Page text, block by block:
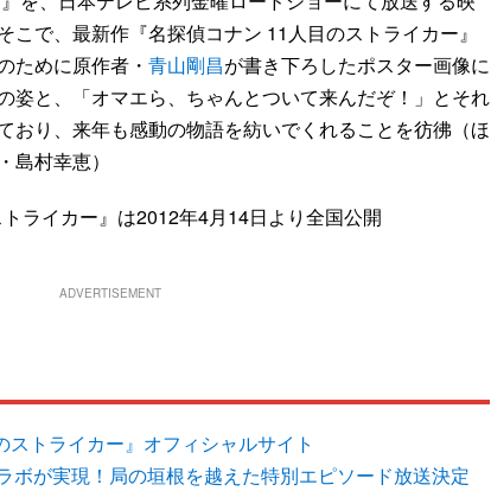
で、最新作『名探偵コナン 11人目のストライカー』
ために原作者・ 青山剛昌が書き下ろしたポスター画像に
姿と、「オマエら、ちゃんとついて来んだぞ！」とそれ
おり、来年も感動の物語を紡いでくれることを彷彿（ほ
島村幸恵）
ライカー』は2012年4月14日より全国公開
ADVERTISEMENT
トライカー』オフィシャルサイト
ボが実現！局の垣根を越えた特別エピソード放送決定